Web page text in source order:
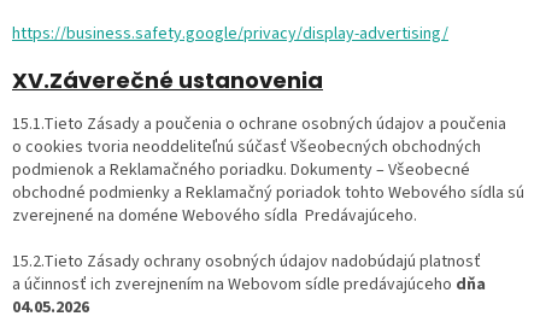
https://business.safety.google/privacy/display-advertising/
XV.Záverečné ustanovenia
15.1.Tieto Zásady a poučenia o ochrane osobných údajov a poučenia
o cookies tvoria neoddeliteľnú súčasť Všeobecných obchodných
podmienok a Reklamačného poriadku. Dokumenty – Všeobecné
obchodné podmienky a Reklamačný poriadok tohto Webového sídla sú
zverejnené na doméne Webového sídla Predávajúceho.
15.2.Tieto Zásady ochrany osobných údajov nadobúdajú platnosť
a účinnosť ich zverejnením na Webovom sídle predávajúceho dňa
04.05.2026